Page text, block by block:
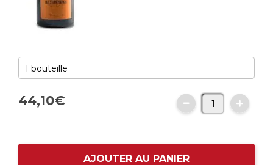
44,10€
AJOUTER AU PANIER